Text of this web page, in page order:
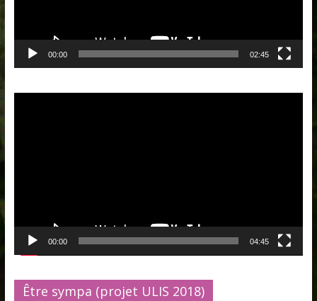
00:00 02:45
00:00 04:45
Être sympa (projet ULIS 2018)